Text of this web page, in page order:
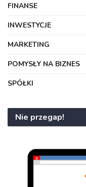
FINANSE
INWESTYCJE
MARKETING
POMYSŁY NA BIZNES
SPÓŁKI
Nie przegap!